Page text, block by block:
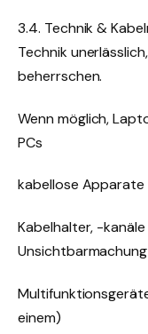
3.4. Technik &
Technik
beherrschen.
Wenn möglich,
PCs
kabellose Apparate
Kabelhalter, -
einem)